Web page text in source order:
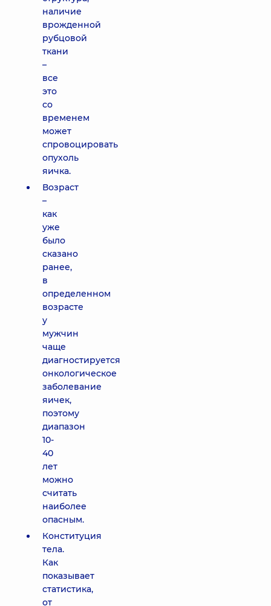
наличие
врожденной
рубцовой
ткани
–
все
это
со
временем
может
спровоцировать
опухоль
яичка.
Возраст
–
как
уже
было
сказано
ранее,
в
определенном
возрасте
у
мужчин
чаще
диагностируется
онкологическое
заболевание
яичек,
поэтому
диапазон
10-
40
лет
можно
считать
наиболее
опасным.
Конституция
тела.
Как
показывает
статистика,
от